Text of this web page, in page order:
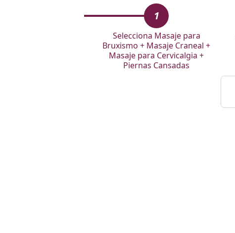
1
Selecciona Masaje para
Bruxismo + Masaje Craneal +
Masaje para Cervicalgia +
Piernas Cansadas